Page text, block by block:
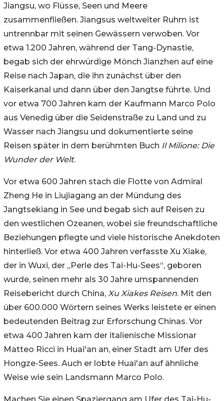
Jiangsu, wo Flüsse, Seen und Meere
zusammenfließen. Jiangsus weltweiter Ruhm ist
untrennbar mit seinen Gewässern verwoben. Vor
etwa 1.200 Jahren, während der Tang-Dynastie,
begab sich der ehrwürdige Mönch Jianzhen auf eine
Reise nach Japan, die ihn zunächst über den
Kaiserkanal und dann über den Jangtse führte. Und
vor etwa 700 Jahren kam der Kaufmann Marco Polo
aus Venedig über die Seidenstraße zu Land und zu
Wasser nach Jiangsu und dokumentierte seine
Reisen später in dem berühmten Buch Il Milione: Die
Wunder der Welt.
Vor etwa 600 Jahren stach die Flotte von Admiral
Zheng He in Liujiagang an der Mündung des
Jangtsekiang in See und begab sich auf Reisen zu
den westlichen Ozeanen, wobei sie freundschaftliche
Beziehungen pflegte und viele historische Anekdoten
hinterließ. Vor etwa 400 Jahren verfasste Xu Xiake,
der in Wuxi, der „Perle des Tai-Hu-Sees“, geboren
wurde, seinen mehr als 30 Jahre umspannenden
Reisebericht durch China, Xu Xiakes Reisen. Mit den
über 600.000 Wörtern seines Werks leistete er einen
bedeutenden Beitrag zur Erforschung Chinas. Vor
etwa 400 Jahren kam der italienische Missionar
Matteo Ricci in Huai'an an, einer Stadt am Ufer des
Hongze-Sees. Auch er lobte Huai'an auf ähnliche
Weise wie sein Landsmann Marco Polo.